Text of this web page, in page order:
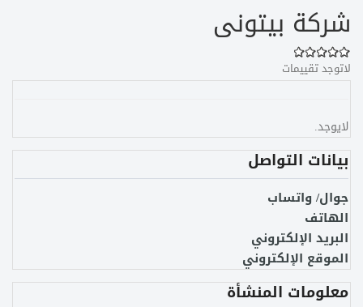
شركة بيتونى
لاتوجد تقييمات
لايوجد.
بيانات التواصل
جوال/ واتساب
الهاتف
البريد الإلكتروني
الموقع الإلكتروني
معلومات المنشأة